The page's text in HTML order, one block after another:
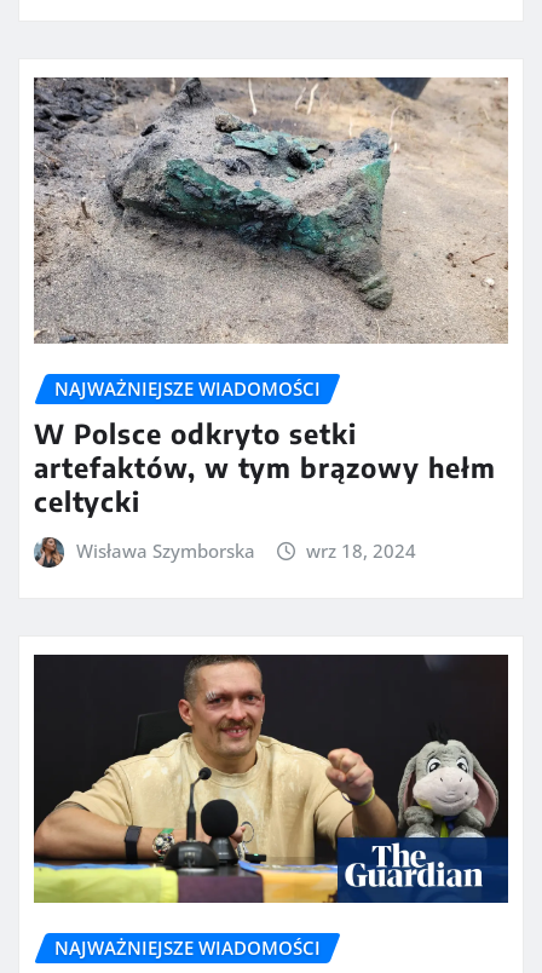
NAJWAŻNIEJSZE WIADOMOŚCI
W Polsce odkryto setki
artefaktów, w tym brązowy hełm
celtycki
Wisława Szymborska wrz 18, 2024
NAJWAŻNIEJSZE WIADOMOŚCI